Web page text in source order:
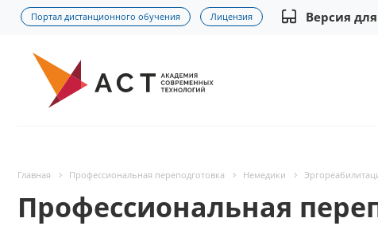
Портал дистанционного обучения Лицензия Версия
Главная Профессиональная переподготовка Немедики
Профессиональная